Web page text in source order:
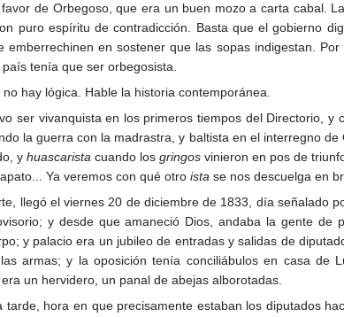
de Orbegoso, que era un buen mozo a carta cabal.
puro espíritu de contradicción. Basta que el gobierno
emberrechinen en sostener que las sopas indigestan.
tenía que ser orbegosista.
hay lógica. Hable la historia contemporánea.
ser vivanquista en los primeros tiempos del Directorio, y
la guerra con la madrastra, y baltista en el interregno de
y huascarista cuando los gringos vinieron en pos de
Ya veremos con qué otro ista se nos descuelga en
llegó el viernes 20 de diciembre de 1833, día señalado
y desde que amaneció Dios, andaba la gente de
y palacio era un jubileo de entradas y salidas de
armas; y la oposición tenía conciliábulos en casa de
un hervidero, un panal de abejas alborotadas.
tarde, hora en que precisamente estaban los diputados